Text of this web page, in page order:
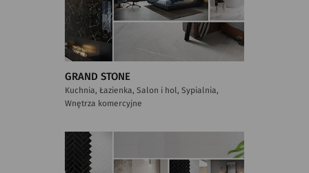
GRAND STONE
Kuchnia, Łazienka, Salon i hol, Sypialnia,
Wnętrza komercyjne